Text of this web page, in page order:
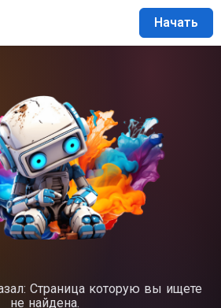
Начать
Страница которую вы ищете
не найдена.